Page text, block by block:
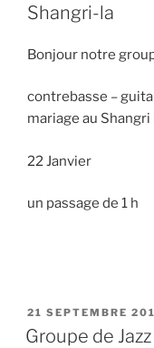
Shangri-la
Bonjour notre
contrebasse –
mariage au Shangri
22 Janvier
un passage de 1 h
PUBLIÉ
LE
21 SEPTEMBRE
Groupe de